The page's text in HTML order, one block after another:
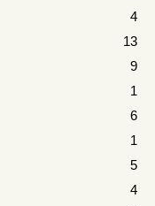
4
13
9
1
6
1
5
4